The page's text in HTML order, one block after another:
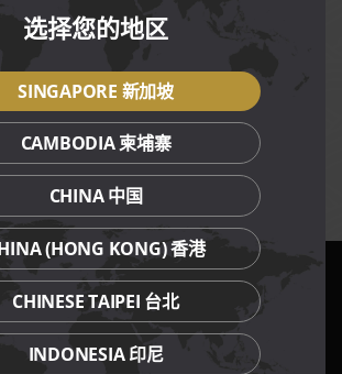
，适用于午市时段。
时不可享用其它折扣、促销、礼券或会员优
服务费前给予原价食物账单。
费（堂食）与消费税。
力更改促销的任何条规，恕不另行通知。
的餐饮品牌
选择您的地区
SINGAPORE 新加坡
CAMBODIA 柬埔寨
CHINA 中国
(HONG KONG) 香港
CHINESE TAIPEI 台北
INDONESIA 印尼